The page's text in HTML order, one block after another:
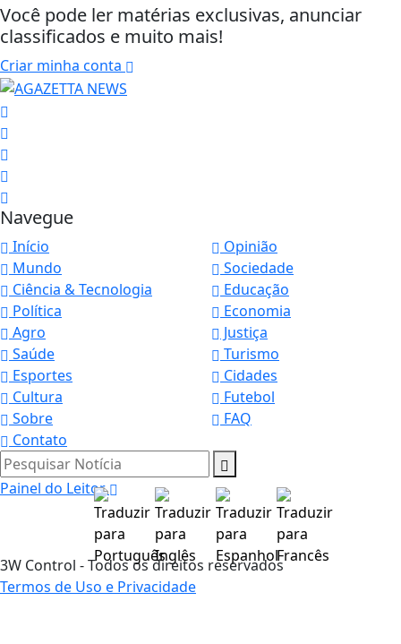
Você pode ler matérias exclusivas, anunciar
classificados e muito mais!
Criar minha conta
Navegue
Início
Opinião
Mundo
Sociedade
Ciência & Tecnologia
Educação
Política
Economia
Agro
Justiça
Saúde
Turismo
Esportes
Cidades
Cultura
Futebol
Sobre
FAQ
Contato
Pesquisar Notícia
Painel do Leitor
3W Control - Todos os direitos reservados
Termos de Uso e Privacidade
Termos de Uso e Privacidade